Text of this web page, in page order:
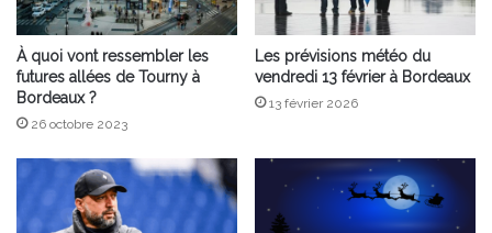
À quoi vont ressembler les
futures allées de Tourny à
Bordeaux ?
26 octobre 2023
Les prévisions météo du
vendredi 13 février à Bordeaux
13 février 2026